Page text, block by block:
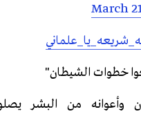
March
خطوات الشيطان"
وأعوانه من البشر